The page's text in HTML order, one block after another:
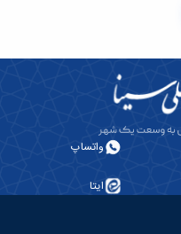
واتساپ
ایتا